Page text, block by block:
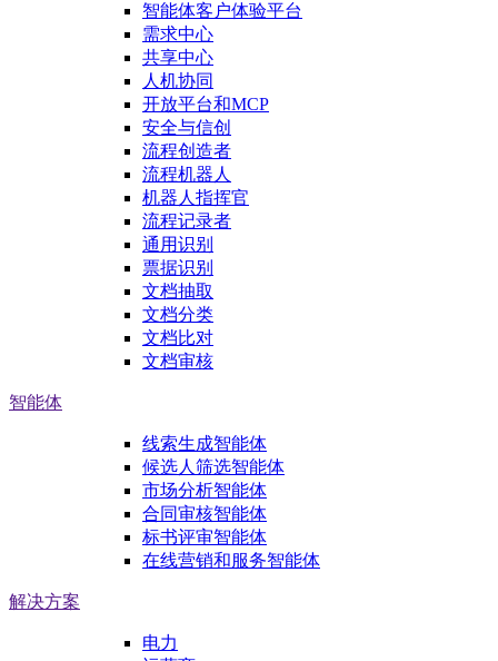
智能体客户体验平台
需求中心
共享中心
人机协同
开放平台和MCP
安全与信创
流程创造者
流程机器人
机器人指挥官
流程记录者
通用识别
票据识别
文档抽取
文档分类
文档比对
文档审核
智能体
线索生成智能体
候选人筛选智能体
市场分析智能体
合同审核智能体
标书评审智能体
在线营销和服务智能体
解决方案
电力